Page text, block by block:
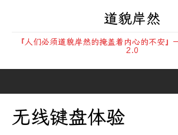
道貌岸然
『人们必须道貌岸然的掩盖着内心的不安
2.0
无线键盘体验